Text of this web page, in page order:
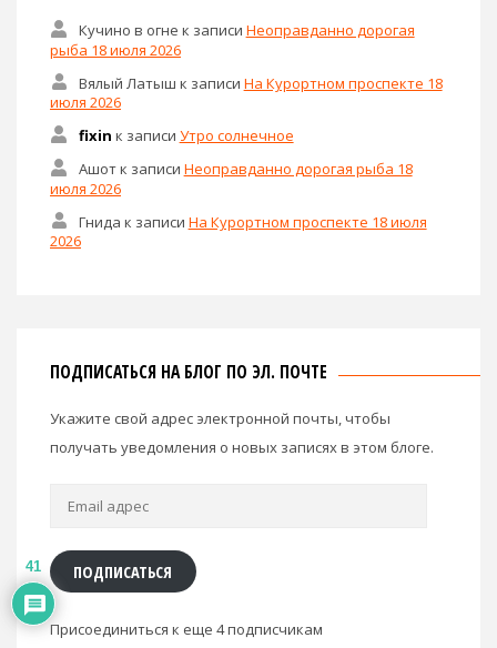
Кучино в огне к записи Неоправданно дорогая
рыба 18 июля 2026
Вялый Латыш к записи На Курортном проспекте 18
июля 2026
fixin к записи Утро солнечное
Ашотк записи Неоправданно дорогая рыба 18
июля 2026
Гнида к записи На Курортном проспекте 18 июля
2026
ПОДПИСАТЬСЯ НА БЛОГ ПО ЭЛ. ПОЧТЕ
Укажите свой адрес электронной почты, чтобы
получать уведомления о новых записях в этом блоге.
Email
ПОДПИСАТЬСЯ
Присоединиться к еще 4 подписчикам
41